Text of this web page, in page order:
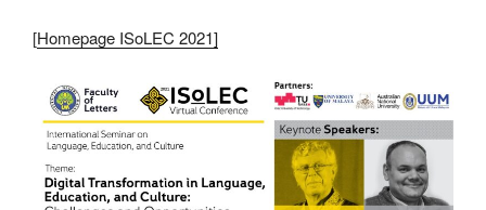
[Homepage ISoLEC 2021]